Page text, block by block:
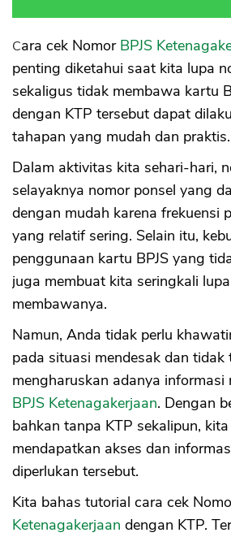
Cara cek Nomor BPJS
penting diketahui saat kita lupa
sekaligus tidak membawa kartu
dengan KTP tersebut dapat
tahapan yang mudah dan praktis.
Dalam aktivitas kita sehari-hari,
selayaknya nomor ponsel yang
dengan mudah karena frekuensi
yang relatif sering. Selain itu,
penggunaan kartu BPJS yang
juga membuat kita seringkali
membawanya.
Namun, Anda tidak perlu
pada situasi mendesak dan tidak
mengharuskan adanya informasi
BPJS Ketenagakerjaan. Dengan
bahkan tanpa KTP sekalipun,
mendapatkan akses dan
diperlukan tersebut.
Kita bahas tutorial cara cek
Ketenagakerjaan dengan KTP.